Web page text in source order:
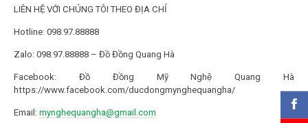
LIÊN HỆ VỚI CHÚNG TÔI THEO ĐỊA CHỈ
Hotline: 098.97.88888
Zalo: 098.97.88888 – Đồ Đồng Quang Hà
Facebook: Đồ Đồng Mỹ Nghệ Quang Hà
https://www.facebook.com/ducdongmynghequangha/
Email: mynghequangha@gmail.com